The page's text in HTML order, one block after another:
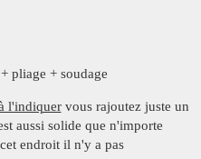
pliage + soudage
l'indiquervous rajoutez juste un
aussi solide que n'importe
endroit il n'y a pas